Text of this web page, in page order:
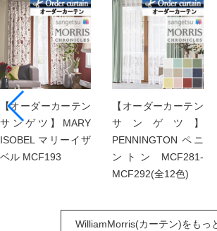
【オーダーカーテン
サンゲツ】MARY
ISOBEL マリーイザ
ベル MCF193
【オーダーカーテン
サンゲツ】
PENNINGTON ペニ
ントン MCF281-
MCF292(全12色)
WilliamMorris(カーテン)をもっ